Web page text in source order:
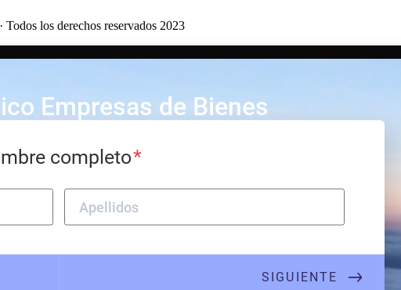
los derechos reservados 2023